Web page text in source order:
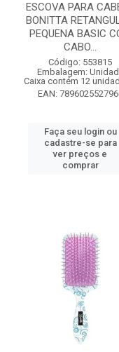
ESCOVA PARA
BONITTA
PEQUENA BASIC
CABO...
Código: 553815
Embalagem:
Caixa contém 12
EAN:
Faça seu login ou
cadastre-se para
ver preços e
comprar